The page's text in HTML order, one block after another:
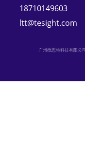
18710149603
ltt@tesight.com
广州德思特科技有限公